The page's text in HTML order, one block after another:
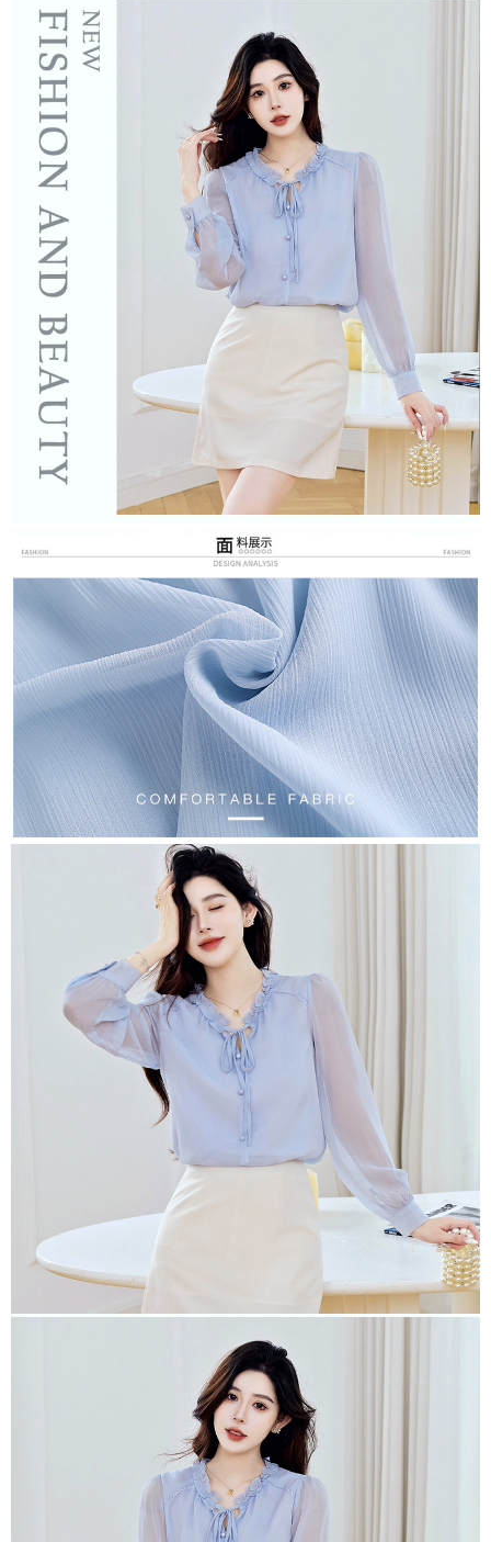
權轉讓予恩沛科技股份有限公司。
２．關於個人資料處理事宜，請瀏覽以下網址：
https://aftee.tw/terms/#terms3
３．未成年的使用者請事先徵得法定代理人或監護人之同意方可使用
「AFTEE先享後付」，若未經同意申辦者引起之損失，本公司不負相關責
任。
４．使用「AFTEE先享後付」時，將依據個別帳號之用戶狀況，依本公司即
時審查核予不同之上限額度；若仍有額度不足之情形，本公司將視審查結果
請求用戶進行身份認證。
５．嚴禁一人註冊多個帳號或使用他人資訊註冊。若發現惡意使用之情形，
恩沛科技股份有限公司將有權停止該用戶之使用額度並採取法律行動。